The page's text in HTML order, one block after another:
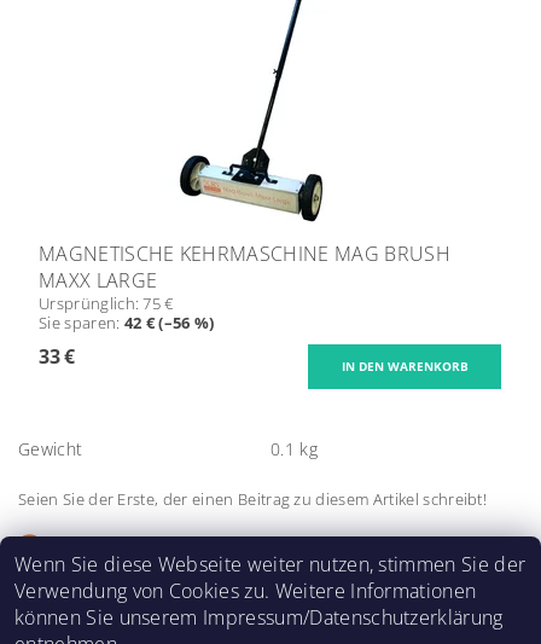
MAGNETISCHE KEHRMASCHINE MAG BRUSH
MAXX LARGE
Ursprünglich:75 €
Sie sparen: 42 € (–56 %)
33 €
Gewicht 0.1 kg
Seien Sie der Erste, der einen Beitrag zu diesem Artikel schreibt!
Wenn Sie diese Webseite weiter nutzen, stimmen Sie der
Verwendung von Cookies zu. Weitere Informationen
können Sie unserem Impressum/Datenschutzerklärung